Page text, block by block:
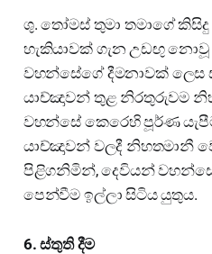
ශු. තෝමස් තුමා තමාගේ
හැකියාවක් ගැන උඩඟු නොවූ
වහන්සේගේ දීමනාවක් ලෙස
යාච්ඤාවන් තුළ නිරතුරුවම
වහන්සේ කෙරෙහි පූර්ණ
යාච්ඤාවන් වලදී නිහතමානී
පිළිගනිමින්, දෙවියන්
පෙන්වීම ඉල්ලා සිටිය යුතුය.
6. ස්තුති දීම